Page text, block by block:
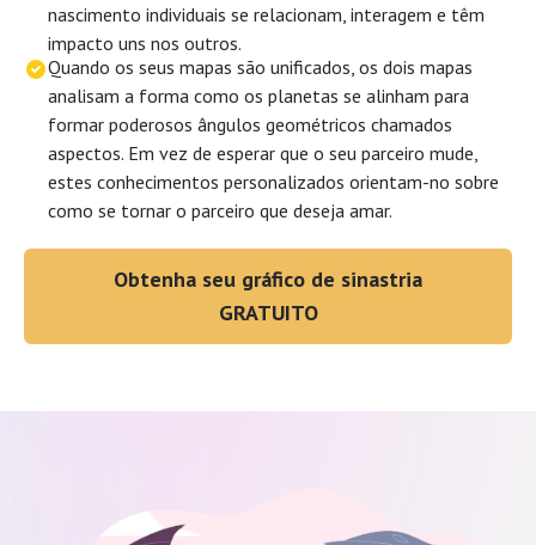
nascimento individuais se relacionam, interagem e têm
impacto uns nos outros.
Quando os seus mapas são unificados, os dois mapas
analisam a forma como os planetas se alinham para
formar poderosos ângulos geométricos chamados
aspectos. Em vez de esperar que o seu parceiro mude,
estes conhecimentos personalizados orientam-no sobre
como se tornar o parceiro que deseja amar.
Obtenha seu gráfico de sinastria
GRATUITO